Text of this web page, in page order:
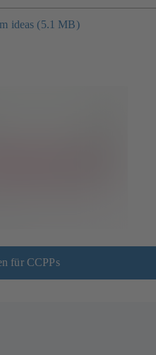
ideas (5.1 MB)
für CCPPs